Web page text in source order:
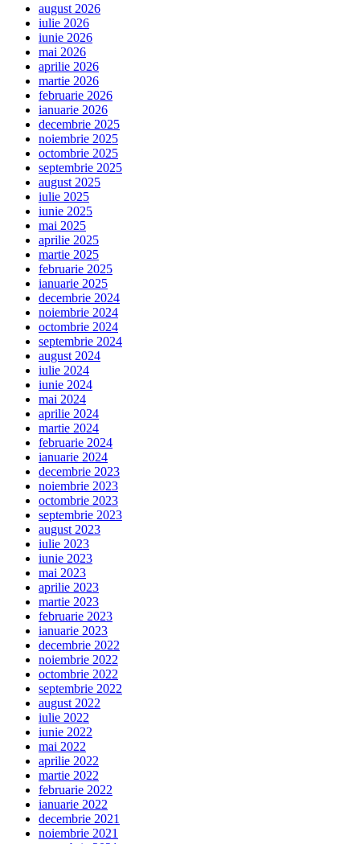
august 2026
iulie 2026
iunie 2026
mai 2026
aprilie 2026
martie 2026
februarie 2026
ianuarie 2026
decembrie 2025
noiembrie 2025
octombrie 2025
septembrie 2025
august 2025
iulie 2025
iunie 2025
mai 2025
aprilie 2025
martie 2025
februarie 2025
ianuarie 2025
decembrie 2024
noiembrie 2024
octombrie 2024
septembrie 2024
august 2024
iulie 2024
iunie 2024
mai 2024
aprilie 2024
martie 2024
februarie 2024
ianuarie 2024
decembrie 2023
noiembrie 2023
octombrie 2023
septembrie 2023
august 2023
iulie 2023
iunie 2023
mai 2023
aprilie 2023
martie 2023
februarie 2023
ianuarie 2023
decembrie 2022
noiembrie 2022
octombrie 2022
septembrie 2022
august 2022
iulie 2022
iunie 2022
mai 2022
aprilie 2022
martie 2022
februarie 2022
ianuarie 2022
decembrie 2021
noiembrie 2021